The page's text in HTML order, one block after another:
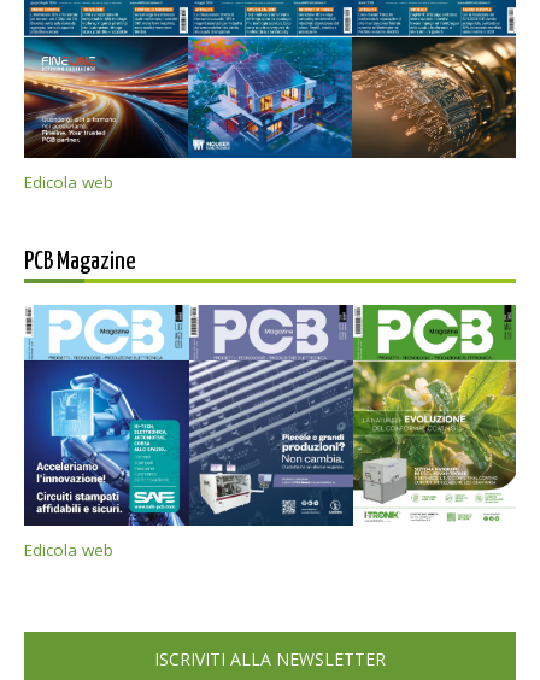
Edicola web
PCB Magazine
Edicola web
ISCRIVITI ALLA NEWSLETTER